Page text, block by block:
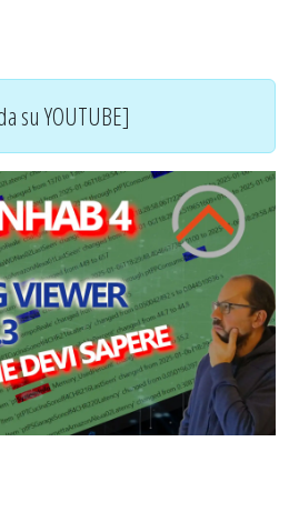
su YOUTUBE]